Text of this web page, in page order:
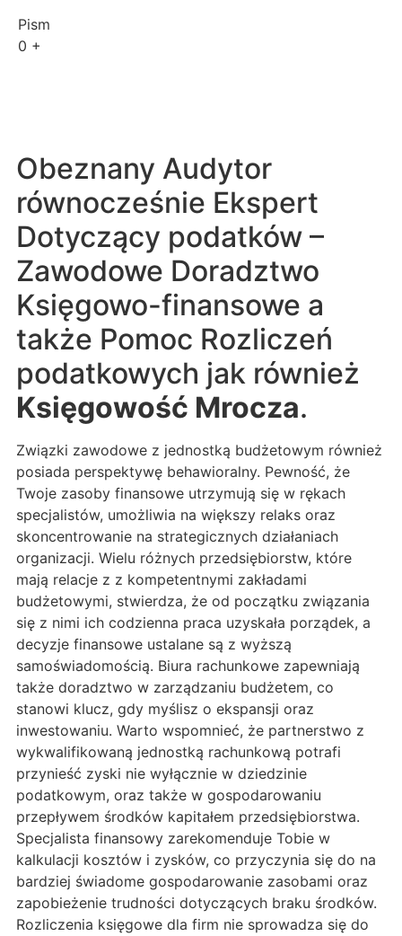
Pism
0 +
Obeznany Audytor
równocześnie Ekspert
Dotyczący podatków –
Zawodowe Doradztwo
Księgowo-finansowe a
także Pomoc Rozliczeń
podatkowych jak również
Księgowość Mrocza.
Związki zawodowe z jednostką budżetowym również
posiada perspektywę behawioralny. Pewność, że
Twoje zasoby finansowe utrzymują się w rękach
specjalistów, umożliwia na większy relaks oraz
skoncentrowanie na strategicznych działaniach
organizacji. Wielu różnych przedsiębiorstw, które
mają relacje z z kompetentnymi zakładami
budżetowymi, stwierdza, że od początku związania
się z nimi ich codzienna praca uzyskała porządek, a
decyzje finansowe ustalane są z wyższą
samoświadomością. Biura rachunkowe zapewniają
także doradztwo w zarządzaniu budżetem, co
stanowi klucz, gdy myślisz o ekspansji oraz
inwestowaniu. Warto wspomnieć, że partnerstwo z
wykwalifikowaną jednostką rachunkową potrafi
przynieść zyski nie wyłącznie w dziedzinie
podatkowym, oraz także w gospodarowaniu
przepływem środków kapitałem przedsiębiorstwa.
Specjalista finansowy zarekomenduje Tobie w
kalkulacji kosztów i zysków, co przyczynia się do na
bardziej świadome gospodarowanie zasobami oraz
zapobieżenie trudności dotyczących braku środków.
Rozliczenia księgowe dla firm nie sprowadza się do